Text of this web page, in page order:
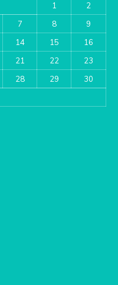
1
2
7 8
9
14 15
16
21 22
23
28 29
30